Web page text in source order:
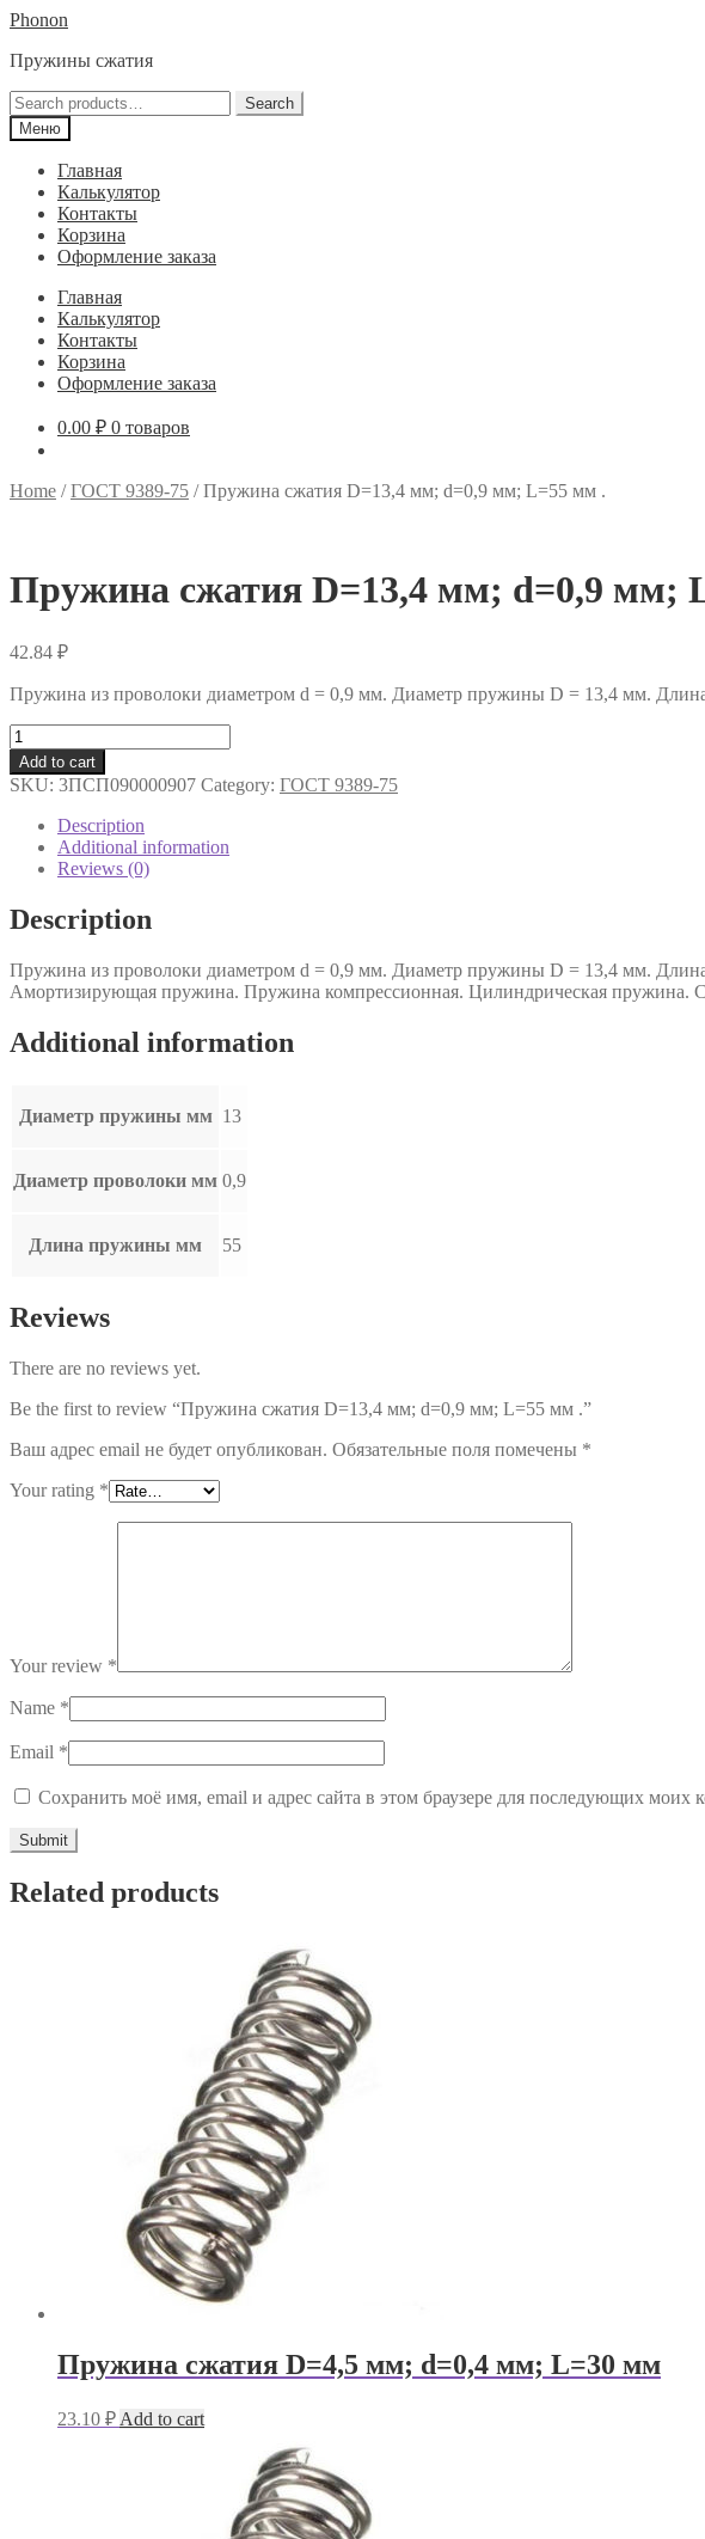
Перейти
навигации
Перейти
содержимому
Phonon
Пружины сжатия
Search
for:
Search
Меню
Главная
Калькулятор
Контакты
Корзина
Оформление заказа
Главная
Калькулятор
Контакты
Корзина
Оформление заказа
0.00 ₽ 0 товаров
Home /ГОСТ 9389-75 /Пружина сжатия D=13,4 мм; d=0,9 мм; L=55 мм .
Пружина сжатия D=13,4 мм; d=0,9 мм;
42.84 ₽
Пружина из проволоки диаметром d = 0,9 мм. Диаметр пружины D = 13,4 мм.
Пружина
сжатия
D=13,4
мм;
d=0,9
L=55
.
quantity
Add to cart
SKU: 3ПСП090000907 Category: ГОСТ 9389-75
Description
Additional information
Reviews (0)
Description
Пружина из проволоки диаметром d = 0,9 мм. Диаметр пружины D = 13,4 мм.
Амортизирующая пружина. Пружина компрессионная. Цилиндрическая
Additional information
Диаметр пружины мм 13
Диаметр проволоки мм 0,9
Длина пружины мм 55
Reviews
There are no reviews yet.
Be the first to review “Пружина сжатия D=13,4 мм; d=0,9 мм; L=55 мм .”
Ваш адрес email не будет опубликован. Обязательные поля помечены *
Your rating *
Your review *
Name *
Email *
Сохранить моё имя, email и адрес сайта в этом браузере для последующих моих
Related products
Пружина сжатия D=4,5 мм; d=0,4 мм; L=30 мм
23.10 ₽ Add to cart